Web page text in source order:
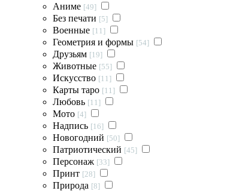
Аниме [49]
Без печати [5]
Военные [11]
Геометрия и формы [54]
Друзьям [19]
Животные [55]
Искусство [11]
Карты таро [11]
Любовь [11]
Мото [4]
Надпись [16]
Новогодний [50]
Патриотический [45]
Персонаж [33]
Принт [28]
Природа [8]